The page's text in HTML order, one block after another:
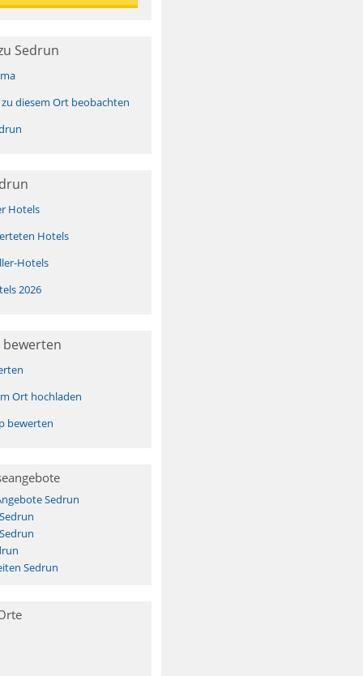
Sedrun
diesem Ort beobachten
Hotels
Hotels
Hotels
2026
Ort hochladen
bewerten
Sedrun
Sedrun